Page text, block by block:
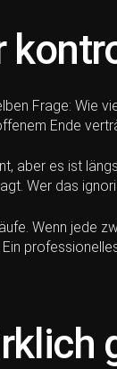
Frage: Wie
Ende
aber es ist
Wer das
Wenn jede